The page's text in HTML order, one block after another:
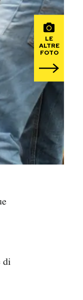
LE
ALTRE
FOTO
di